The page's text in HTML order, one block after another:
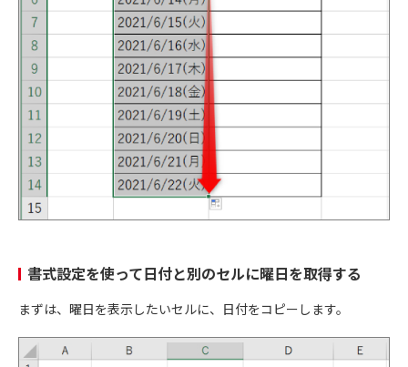
書式設定を使って日付と別のセルに曜日を取得する
まずは、曜日を表示したいセルに、日付をコピーします。